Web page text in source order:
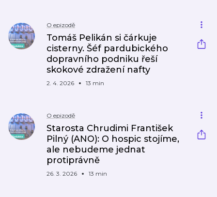
O epizodě
Tomáš Pelikán si čárkuje
cisterny. Šéf pardubického
dopravního podniku řeší
skokové zdražení nafty
2. 4. 2026 13 min
O epizodě
Starosta Chrudimi František
Pilný (ANO): O hospic stojíme,
ale nebudeme jednat
protiprávně
26. 3. 2026 13 min